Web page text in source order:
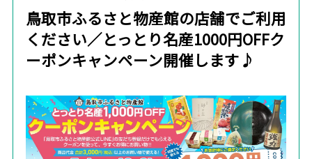
鳥取市ふるさと物産館の店舗でご利用
ください／とっとり名産1000円OFFク
ーポンキャンペーン開催します♪